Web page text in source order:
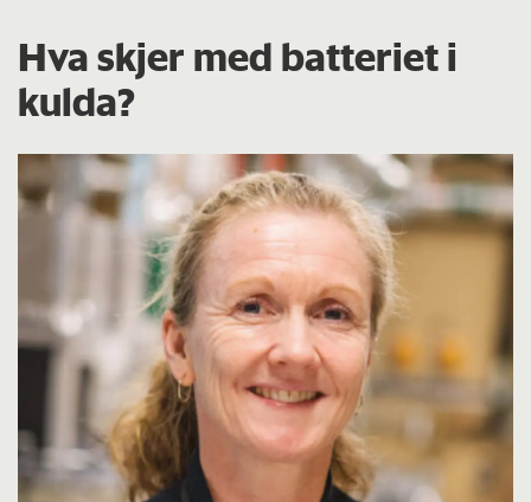
Hva skjer med batteriet i
kulda?